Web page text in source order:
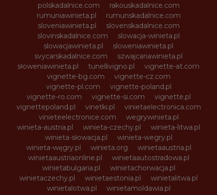
polskadalnice.com
rakouskadalnice.com
rumuniawinieta.pl
rumunskadalnice.com
sloveniawinieta.pl
slovenskadalnice.com
slovinskadalnice.com
slowacja-winieta.pl
slowacjawinieta.pl
sloweniawinieta.pl
svycarskadalnice.com
szwajcariawinieta.pl
słoweniawinieta.pl
tunellivigno.pl
vignette-at.com
vignette-bg.com
vignette-cz.com
vignette-pl.com
vignette-poland.pl
vignette-ro.com
vignette-si.com
vignette.pl
vignettepoland.pl
vinetki.pl
vinietaelectronica.com
vinieteelectronice.com
wegrywinieta.pl
winieta-austria.pl
winieta-czechy.pl
winieta-litwa.pl
winieta-słowacja.pl
winieta-wegry.pl
winieta-węgry.pl
winieta.org
winietaaustria.pl
winietaaustriaonline.pl
winietaautostradowa.pl
winietabulgaria.pl
winietachorwacja.pl
winietaczechy.pl
winietaestonia.pl
winietalitwa.pl
winietalotwa.pl
winietamoldawia.pl